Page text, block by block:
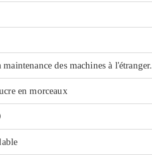
des machines à l'étranger.
en morceaux